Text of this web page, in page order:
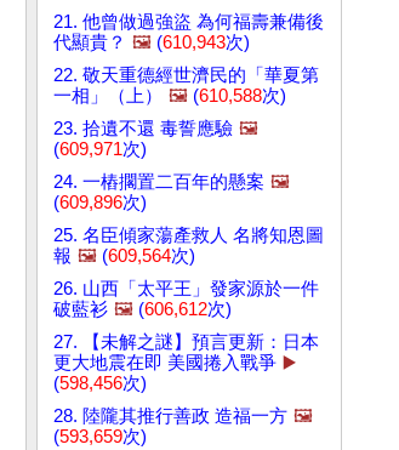
21. 他曾做過強盜 為何福壽兼備後
代顯貴？ 🖼️ (610,943次)
22. 敬天重德經世濟民的「華夏第
一相」（上）
🖼️ (610,588次)
23. 拾遺不還 毒誓應驗 🖼️
(609,971次)
24. 一樁擱置二百年的懸案 🖼️
(609,896次)
25. 名臣傾家蕩產救人 名將知恩圖
報 🖼️ (609,564次)
26. 山西「太平王」發家源於一件
破藍衫 🖼️ (606,612次)
27. 【未解之謎】預言更新：日本
更大地震在即 美國捲入戰爭 ▶️
(598,456次)
28. 陸隴其推行善政 造福一方 🖼️
(593,659次)